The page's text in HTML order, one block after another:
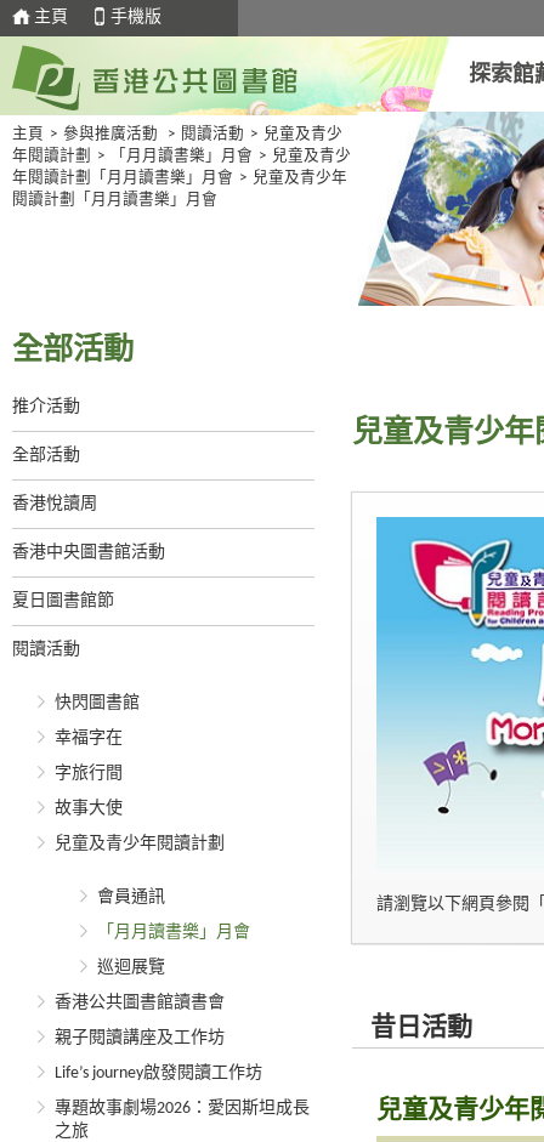
主頁 手機版
探索館
主頁 > 參與推廣活動 > 閱讀活動 > 兒童及青少
年閱讀計劃
> 「月月讀書樂」月會 > 兒童及青少
年閱讀計劃「月月讀書樂」月會 > 兒童及青少年
閱讀計劃「月月讀書樂」月會
全部活動
推介活動
全部活動
香港悅讀周
香港中央圖書館活動
夏日圖書館節
閱讀活動
快閃圖書館
幸福字在
字旅行間
故事大使
兒童及青少年閱讀計劃
會員通訊
「月月讀書樂」月會
巡迴展覽
香港公共圖書館讀書會
親子閱讀講座及工作坊
Life’s journey啟發閱讀工作坊
專題故事劇場2026：愛因斯坦成長
之旅
兒童及青少
請瀏覽以下網頁參閱
昔日活動
兒童及青少年